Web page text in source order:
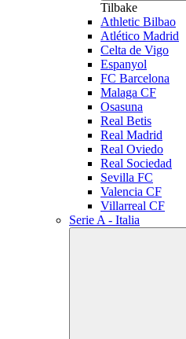
Tilbake
Athletic Bilbao
Atlético Madrid
Celta de Vigo
Espanyol
FC Barcelona
Malaga CF
Osasuna
Real Betis
Real Madrid
Real Oviedo
Real Sociedad
Sevilla FC
Valencia CF
Villarreal CF
Serie A - Italia